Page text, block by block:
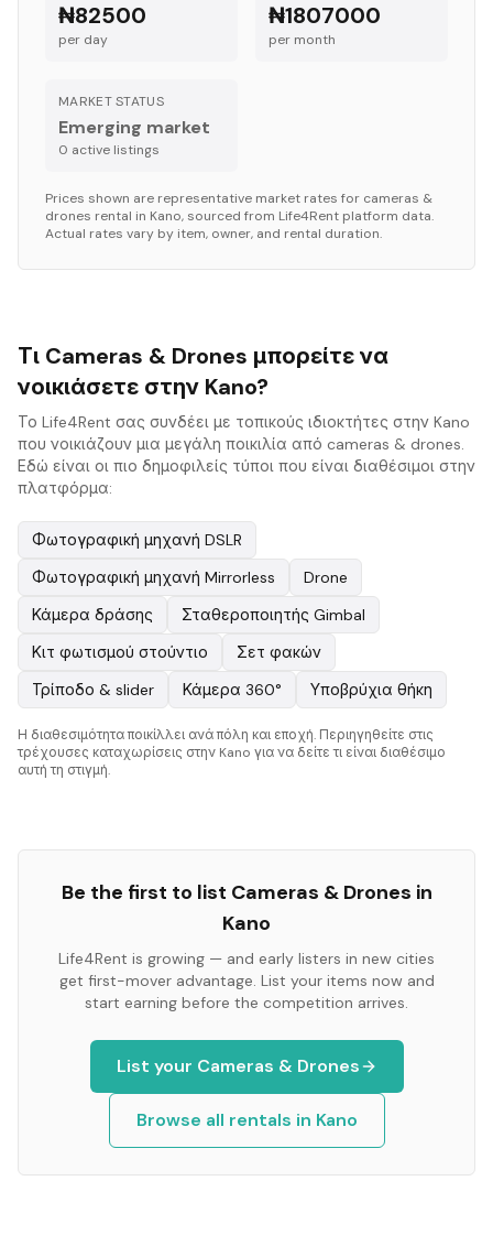
₦82500
per day
₦1807000
per month
MARKET STATUS
Emerging market
0 active listings
Prices shown are representative market rates for cameras &
drones rental in Kano, sourced from Life4Rent platform data.
Actual rates vary by item, owner, and rental duration.
Τι Cameras & Drones μπορείτε να
νοικιάσετε στην Kano?
Το Life4Rent σας συνδέει με τοπικούς ιδιοκτήτες στην Kano
που νοικιάζουν μια μεγάλη ποικιλία από cameras & drones.
Εδώ είναι οι πιο δημοφιλείς τύποι που είναι διαθέσιμοι στην
πλατφόρμα:
Φωτογραφική μηχανή DSLR
Φωτογραφική μηχανή Mirrorless
Drone
Κάμερα δράσης
Σταθεροποιητής Gimbal
Κιτ φωτισμού στούντιο
Σετ φακών
Τρίποδο & slider
Κάμερα 360° Υποβρύχια θήκη
Η διαθεσιμότητα ποικίλλει ανά πόλη και εποχή. Περιηγηθείτε στις
τρέχουσες καταχωρίσεις στην Kano για να δείτε τι είναι διαθέσιμο
αυτή τη στιγμή.
Be the first to list Cameras & Drones in
Kano
Life4Rent is growing — and early listers in new cities
get first-mover advantage. List your items now and
start earning before the competition arrives.
List your Cameras & Drones
Browse all rentals in Kano